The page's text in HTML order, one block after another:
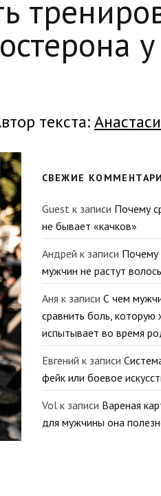
у
текста:
СВЕЖИЕ
Guest к записи Почему
не бывает «качков»
Андрей к записи Почему
мужчин не растут
Аня к записи С чем
сравнить боль,
испытывает во время
Евгений к записи
фейк или боевое
Vol к записи Вареная
для мужчины она